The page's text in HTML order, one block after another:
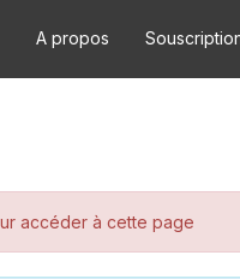
A propos
accéder à cette page